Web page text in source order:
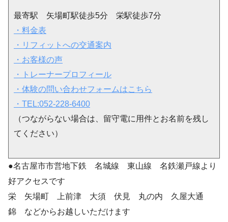
最寄駅 矢場町駅徒歩5分 栄駅徒歩7分
・料金表
・リフィットへの交通案内
・お客様の声
・トレーナープロフィール
・体験の問い合わせフォームはこちら
・TEL:052-228-6400
（つながらない場合は、留守電に用件とお名前を残し
てください）
●名古屋市市営地下鉄 名城線 東山線 名鉄瀬戸線より
好アクセスです
栄 矢場町 上前津 大須 伏見 丸の内 久屋大通
錦 などからお越しいただけます